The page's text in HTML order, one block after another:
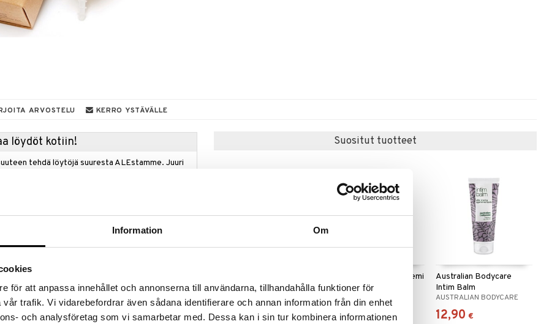
Information Om
för att anpassa innehållet och annonserna till användarna, tillhandahålla funktioner för
trafik. Vi vidarebefordrar även sådana identifierare och annan information från din enhet
och analysföretag som vi samarbetar med. Dessa kan i sin tur kombinera informationen
ARVOSTELU KERRO YSTÄVÄLLE
löydöt kotiin!
tehdä löytöjä suuresta ALEstamme. Juuri
ale-löydöt »
vaihtoehto keräämään
luonnollinen pH-tasapaino häiriintyy.
pehmeästä lääketieteellisestä silikonista
Se on ultra-hygieeninen ja antibakteerinen.
Suositut tuotteet
Barrier Cream
AUSTRALIAN BODYCARE
12,90 €
Australian Bodycare Femi
Daily
AUSTRALIAN BODYCARE
12,90 €
Australian Bodycare
Intim Balm
AUSTRALIAN BODYCARE
12,90 €